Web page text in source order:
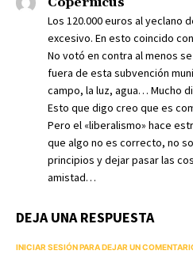
Los 120.000 euros al yeclano
excesivo. En esto coincido
No votó en contra al menos
fuera de esta subvención
campo, la luz, agua… Mucho
Esto que digo creo que es
Pero el «liberalismo» hace
que algo no es correcto, no
principios y dejar pasar las
amistad…
DEJA UNA RESPUESTA
INICIAR SESIÓN PARA DEJAR UN